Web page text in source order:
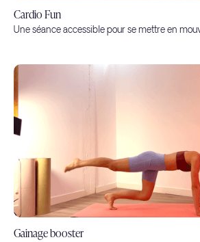
Cardio Fun
Une séance accessible pour se mettre en
Gainage booster